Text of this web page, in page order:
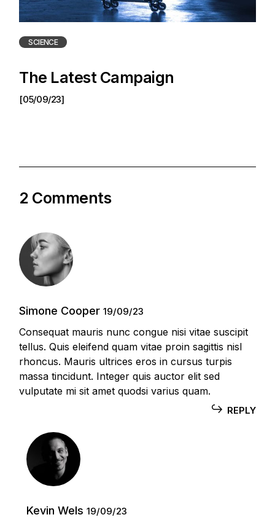
SCIENCE
The Latest Campaign
[05/09/23]
2 Comments
Simone Cooper 19/09/23
Consequat mauris nunc congue nisi vitae suscipit
tellus. Quis eleifend quam vitae proin sagittis nisl
rhoncus. Mauris ultrices eros in cursus turpis
massa tincidunt. Integer quis auctor elit sed
vulputate mi sit amet quodsi varius quam.
REPLY
Kevin Wels 19/09/23